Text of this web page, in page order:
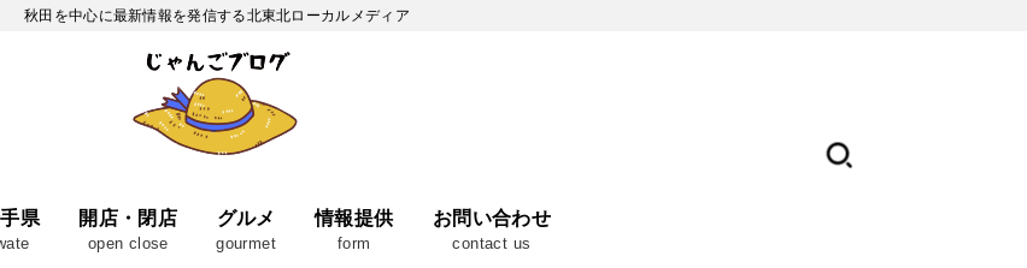
秋田を中心に最新情報を発信する北東北ローカルメディア
県 開店・閉店
open close
グルメ
gourmet
情報提供
form
お問い合わせ
contact us